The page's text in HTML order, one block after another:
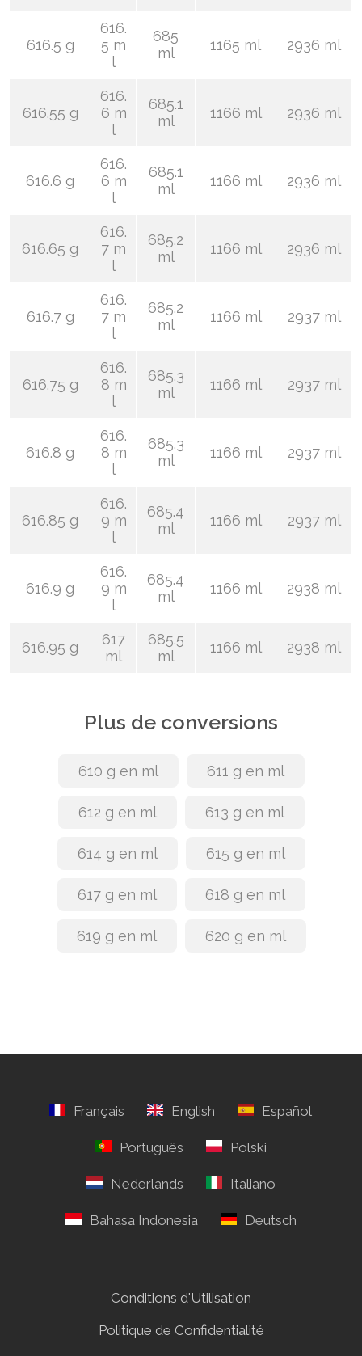
616.5 g
616.
5 m
l
685
ml
1165 ml 2936 ml
616.55 g
616.
6 m
l
685.1
ml
1166 ml 2936 ml
616.6 g
616.
6 m
l
685.1
ml
1166 ml 2936 ml
616.65 g
616.
7 m
l
685.2
ml
1166 ml 2936 ml
616.7 g
616.
7 m
l
685.2
ml
1166 ml 2937 ml
616.75 g
616.
8 m
l
685.3
ml
1166 ml 2937 ml
616.8 g
616.
8 m
l
685.3
ml
1166 ml 2937 ml
616.85 g
616.
9 m
l
685.4
ml
1166 ml 2937 ml
616.9 g
616.
9 m
l
685.4
ml
1166 ml 2938 ml
616.95 g
617
ml
685.5
ml
1166 ml 2938 ml
Plus de conversions
610 g en ml 611 g en ml
612 g en ml 613 g en ml
614 g en ml 615 g en ml
617 g en ml 618 g en ml
619 g en ml 620 g en ml
Conditions d'Utilisation
Politique de Confidentialité